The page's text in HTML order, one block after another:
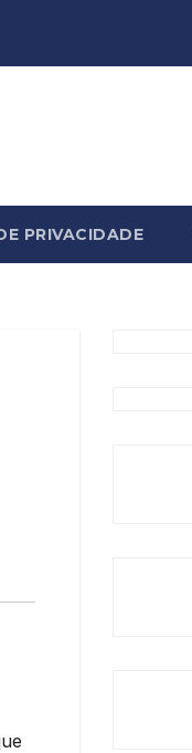
PRIVACIDADE